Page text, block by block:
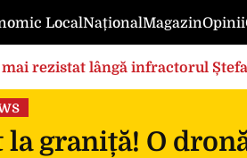
LocalNaționalMagazinOpinii
mai rezistat lângă infractorul
graniță! O